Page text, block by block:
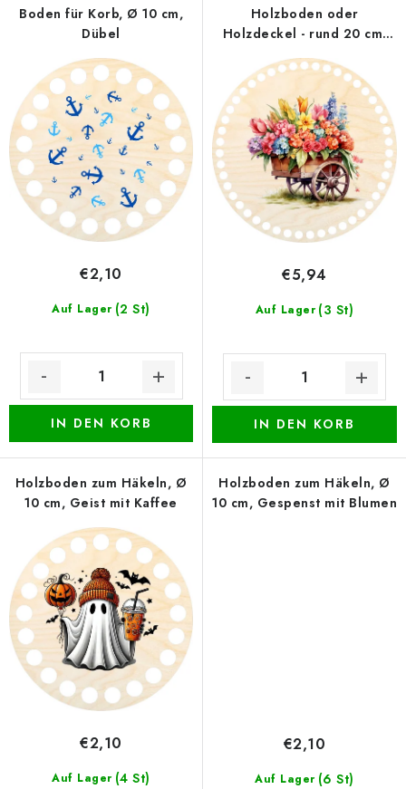
d
r
o
d
u
k
r
t
i
e
Boden für Korb, Ø 10 cm,
Dübel
Auf Lager (2 St)
€2,10
IN DEN KORB
Holzboden oder
Holzdeckel - rund 20 cm,
Federwagen
Auf Lager (3 St)
€5,94
IN DEN KORB
Holzboden zum Häkeln, Ø
10 cm, Geist mit Kaffee
Auf Lager (4 St)
€2,10
Holzboden zum Häkeln, Ø
10 cm, Gespenst mit Blumen
Auf Lager (6 St)
€2,10